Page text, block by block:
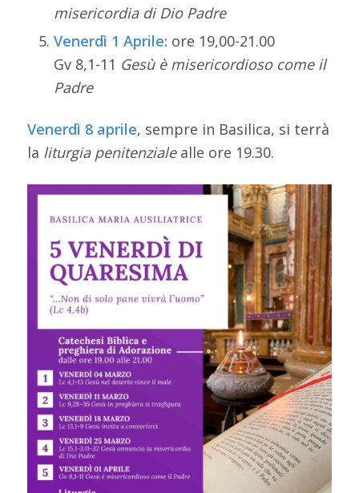
misericordia di Dio Padre
Venerdì 1 Aprile: ore 19,00-21.00
Gv 8,1-11 Gesù è misericordioso come il
Padre
Venerdì 8 aprile, sempre in Basilica, si terrà
la liturgia penitenzialealle ore 19.30.